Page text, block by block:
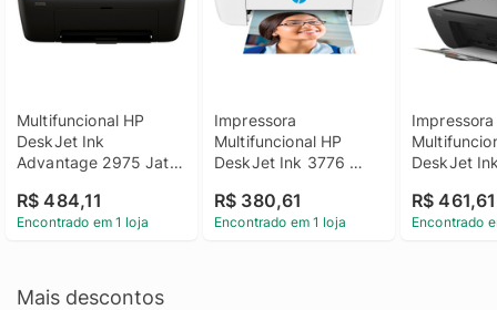
Multifuncional HP
DeskJet Ink
Advantage 2975 Jato
Fi USB Bivolt - Preto
R$ 484,11
Encontrado em 1 loja
Impressora
Multifuncional HP
DeskJet Ink 3776
J9V88A
R$ 380,61
Encontrado em 1 loja
Impressora
DeskJet
USB Bivolt
R$ 461,61
Encontrado
Mais descontos